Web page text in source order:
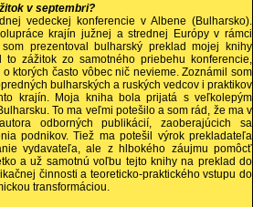
v septembri?
vedeckej konferencie v Albene (Bulharsko).
krajín južnej a strednej Európy v rámci
prezentoval bulharský preklad mojej knihy
to zážitok zo samotného priebehu konferencie,
ktorých často vôbec nič nevieme. Zoznámil som
bulharských a ruských vedcov i praktikov
krajín. Moja kniha bola prijatá s veľkolepým
To ma veľmi potešilo a som rád, že ma v
odborných publikácií, zaoberajúcich sa
podnikov. Tiež ma potešil výrok prekladateľa
vydavateľa, ale z hlbokého záujmu pomôcť
a už samotnú voľbu tejto knihy na preklad do
činnosti a teoreticko-praktického vstupu do
transformáciou.